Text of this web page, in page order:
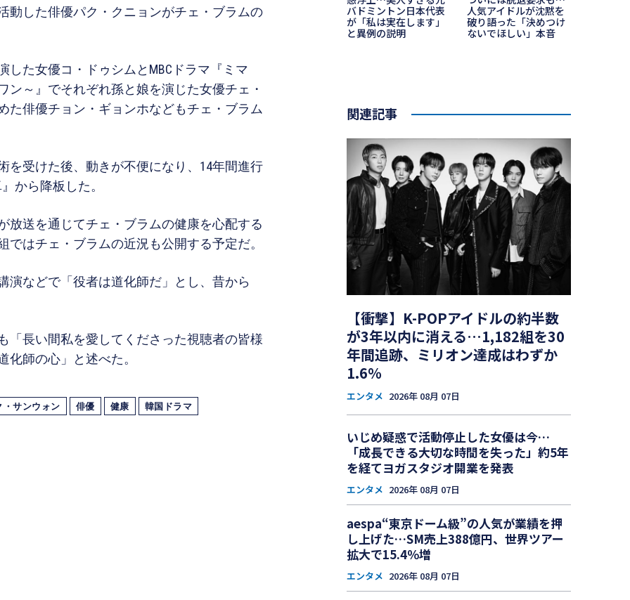
動した俳優パク・クニョンがチェ・ブラムの
た女優コ・ドゥシムとMBCドラマ『ミマ
～』でそれぞれ孫と娘を演じた女優チェ・
た俳優チョン・ギョンホなどもチェ・ブラム
を受けた後、動きが不便になり、14年間進行
から降板した。
放送を通じてチェ・ブラムの健康を心配する
はチェ・ブラムの近況も公開する予定だ。
演などで「役者は道化師だ」とし、昔から
「長い間私を愛してくださった視聴者の皆様
師の心」と述べた。
・サンウォン 俳優 健康 韓国ドラマ
バドミントン日本代表
が「私は実在します」
と異例の説明
人気アイドルが沈黙を
破り語った「決めつけ
ないでほしい」本音
関連記事
【衝撃】K-POPアイドルの約半数
が3年以内に消える…1,182組を30
年間追跡、ミリオン達成はわずか
1.6％
エンタメ 2026年 08月 07日
いじめ疑惑で活動停止した女優は今…
「成長できる大切な時間を失った」約5年
を経てヨガスタジオ開業を発表
エンタメ 2026年 08月 07日
aespa“東京ドーム級”の人気が業績を押
し上げた…SM売上388億円、世界ツアー
拡大で15.4％増
エンタメ 2026年 08月 07日